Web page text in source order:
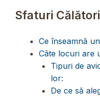
Sfaturi
Ce înseamnă
Câte locuri are
Tipuri de
lor:
De ce să